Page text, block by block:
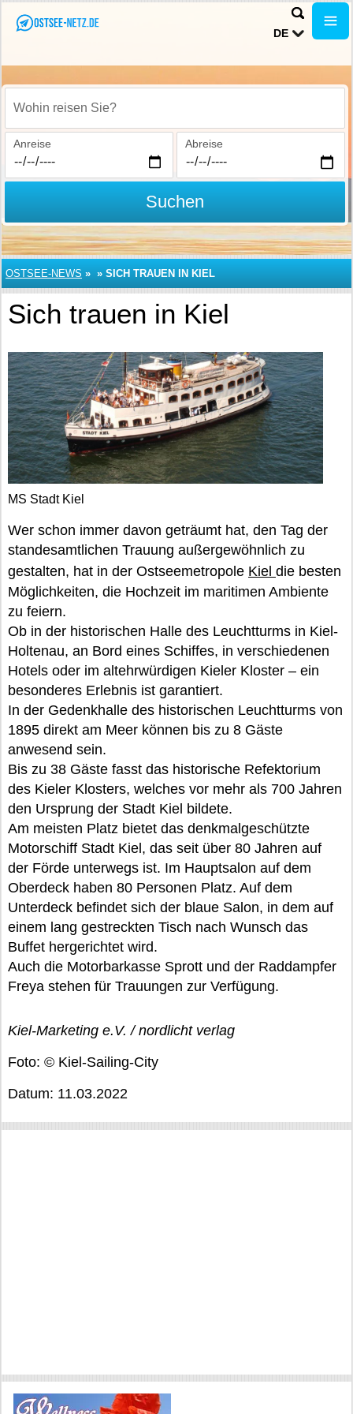
DE
Wohin reisen Sie?
Anreise Abreise
Suchen
OSTSEE-NEWS » » SICH TRAUEN IN KIEL
Sich trauen in Kiel
MS Stadt Kiel
Wer schon immer davon geträumt hat, den Tag der
standesamtlichen Trauung außergewöhnlich zu
gestalten, hat in der Ostseemetropole Kiel die besten
Möglichkeiten, die Hochzeit im maritimen Ambiente
zu feiern.
Ob in der historischen Halle des Leuchtturms in Kiel-
Holtenau, an Bord eines Schiffes, in verschiedenen
Hotels oder im altehrwürdigen Kieler Kloster – ein
besonderes Erlebnis ist garantiert.
In der Gedenkhalle des historischen Leuchtturms von
1895 direkt am Meer können bis zu 8 Gäste
anwesend sein.
Bis zu 38 Gäste fasst das historische Refektorium
des Kieler Klosters, welches vor mehr als 700 Jahren
den Ursprung der Stadt Kiel bildete.
Am meisten Platz bietet das denkmalgeschützte
Motorschiff Stadt Kiel, das seit über 80 Jahren auf
der Förde unterwegs ist. Im Hauptsalon auf dem
Oberdeck haben 80 Personen Platz. Auf dem
Unterdeck befindet sich der blaue Salon, in dem auf
einem lang gestreckten Tisch nach Wunsch das
Buffet hergerichtet wird.
Auch die Motorbarkasse Sprott und der Raddampfer
Freya stehen für Trauungen zur Verfügung.
Kiel-Marketing e.V. / nordlicht verlag
Foto: © Kiel-Sailing-City
Datum: 11.03.2022